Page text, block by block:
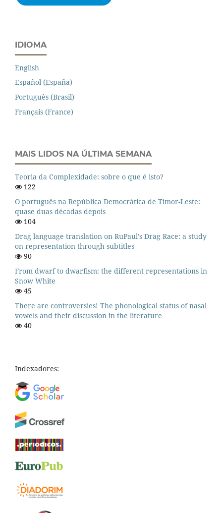
IDIOMA
English
Español (España)
Português (Brasil)
Français (France)
MAIS LIDOS NA ÚLTIMA SEMANA
Teoria da Complexidade: sobre o que é isto?
122
O português na República Democrática de Timor-Leste:
quase duas décadas depois
104
Drag language translation on RuPaul’s Drag Race: a study
on representation through subtitles
90
From dwarf to dwarfism: the different representations in
Snow White
45
There are controversies! The phonological status of nasal
vowels and their discussion in the literature
40
Indexadores: